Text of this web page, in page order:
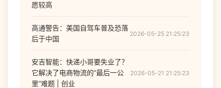
愿较高
高通警告：美国自驾车普及恐落
后于中国
2026-05-25 21:25:23
安吉智能：快递小哥要失业了？
它解决了电商物流的“最后一公
里”难题 | 创业
2026-05-21 21:25:23